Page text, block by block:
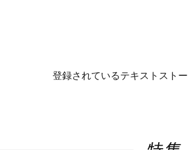
登録されているテキストストー